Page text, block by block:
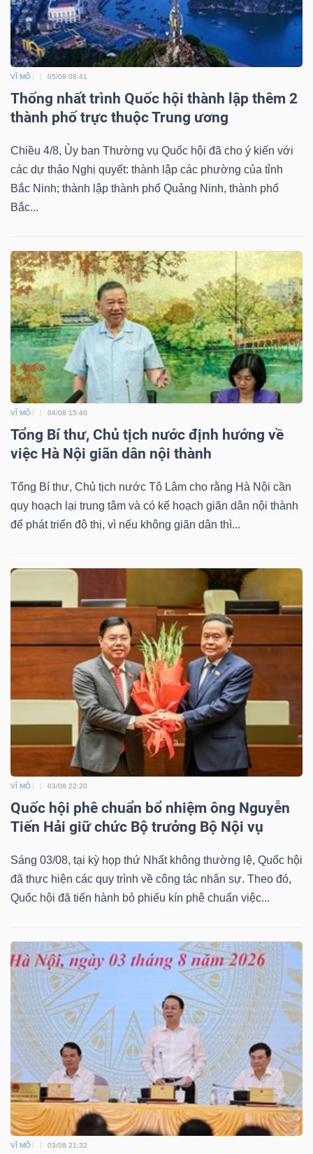
VĨ MÔ 05/08 08:41
Thống nhất trình Quốc hội thành lập thêm 2
thành phố trực thuộc Trung ương
Chiều 4/8, Ủy ban Thường vụ Quốc hội đã cho ý kiến với
các dự thảo Nghị quyết: thành lập các phường của tỉnh
Bắc Ninh; thành lập thành phố Quảng Ninh, thành phố
Bắc...
VĨ MÔ 04/08 15:40
Tổng Bí thư, Chủ tịch nước định hướng về
việc Hà Nội giãn dân nội thành
Tổng Bí thư, Chủ tịch nước Tô Lâm cho rằng Hà Nội cần
quy hoạch lại trung tâm và có kế hoạch giãn dân nội thành
để phát triển đô thị, vì nếu không giãn dân thì...
VĨ MÔ 03/08 22:20
Quốc hội phê chuẩn bổ nhiệm ông Nguyễn
Tiến Hải giữ chức Bộ trưởng Bộ Nội vụ
Sáng 03/08, tại kỳ họp thứ Nhất không thường lệ, Quốc hội
đã thực hiện các quy trình về công tác nhân sự. Theo đó,
Quốc hội đã tiến hành bỏ phiếu kín phê chuẩn việc...
VĨ MÔ 03/08 21:32